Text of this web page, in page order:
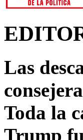
Las
Toda la
Trump